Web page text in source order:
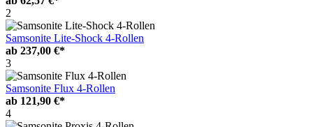
2
Samsonite Lite-Shock 4-Rollen
ab 237,00 €*
3
Samsonite Flux 4-Rollen
ab 121,90 €*
4